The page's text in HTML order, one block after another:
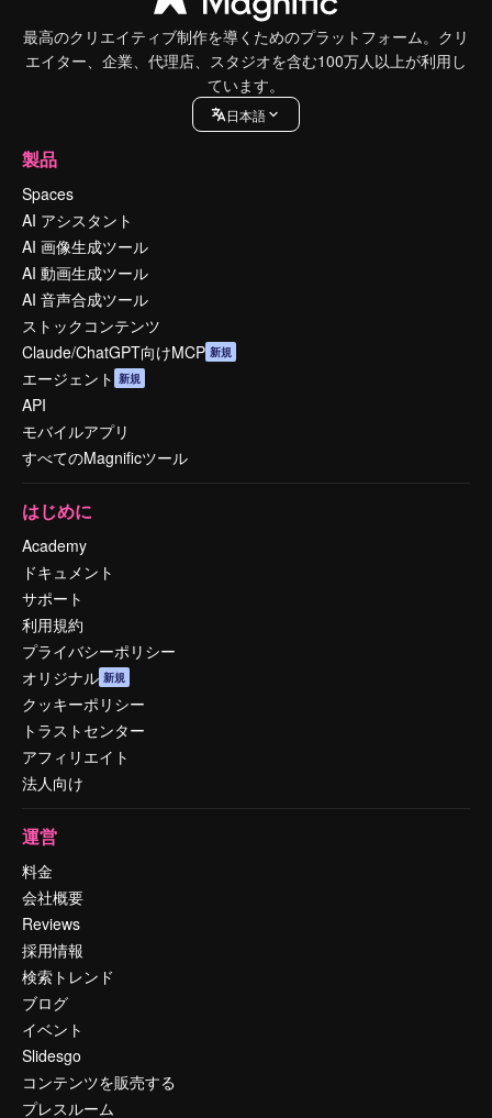
最高のクリエイティブ制作を導くためのプラットフォーム。クリ
エイター、企業、代理店、スタジオを含む100万人以上が利用し
ています。
日本語
製品
Spaces
AI アシスタント
AI 画像生成ツール
AI 動画生成ツール
AI 音声合成ツール
ストックコンテンツ
Claude/ChatGPT向けMCP 新規
エージェント 新規
API
モバイルアプリ
すべてのMagnificツール
はじめに
Academy
ドキュメント
サポート
利用規約
プライバシーポリシー
オリジナル 新規
クッキーポリシー
トラストセンター
アフィリエイト
法人向け
運営
料金
会社概要
Reviews
採用情報
検索トレンド
ブログ
イベント
Slidesgo
コンテンツを販売する
プレスルーム